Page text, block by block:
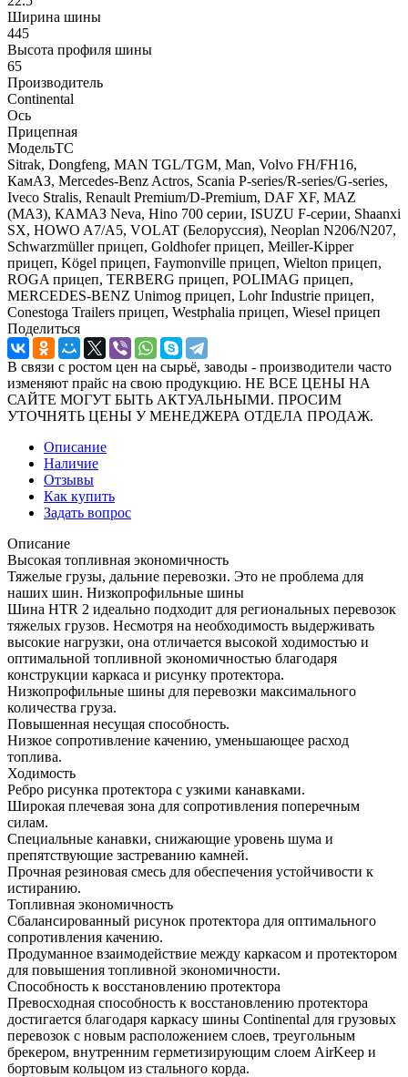
Ширина шины
445
Высота профиля шины
65
Производитель
Continental
Ось
Прицепная
МодельТС
Sitrak, Dongfeng, MAN TGL/TGM, Man, Volvo FH/FH16,
КамАЗ, Mercedes-Benz Actros, Scania P-series/R-series/G-series,
Iveco Stralis, Renault Premium/D-Premium, DAF XF, MAZ
(МАЗ), КАМАЗ Neva, Hino 700 серии, ISUZU F-серии, Shaanxi
SX, HOWO A7/A5, VOLAT (Белоруссия), Neoplan N206/N207,
Schwarzmüller прицеп, Goldhofer прицеп, Meiller-Kipper
прицеп, Kögel прицеп, Faymonville прицеп, Wielton прицеп,
ROGA прицеп, TERBERG прицеп, POLIMAG прицеп,
MERCEDES-BENZ Unimog прицеп, Lohr Industrie прицеп,
Conestoga Trailers прицеп, Westphalia прицеп, Wiesel прицеп
Поделиться
В связи с ростом цен на сырьё, заводы - производители часто
изменяют прайс на свою продукцию. НЕ ВСЕ ЦЕНЫ НА
САЙТЕ МОГУТ БЫТЬ АКТУАЛЬНЫМИ. ПРОСИМ
УТОЧНЯТЬ ЦЕНЫ У МЕНЕДЖЕРА ОТДЕЛА ПРОДАЖ.
Описание
Наличие
Отзывы
Как купить
Задать вопрос
Описание
Высокая топливная экономичность
Тяжелые грузы, дальние перевозки. Это не проблема для
наших шин. Низкопрофильные шины
Шина HTR 2 идеально подходит для региональных перевозок
тяжелых грузов. Несмотря на необходимость выдерживать
высокие нагрузки, она отличается высокой ходимостью и
оптимальной топливной экономичностью благодаря
конструкции каркаса и рисунку протектора.
Низкопрофильные шины для перевозки максимального
количества груза.
Повышенная несущая способность.
Низкое сопротивление качению, уменьшающее расход
топлива.
Ходимость
Ребро рисунка протектора с узкими канавками.
Широкая плечевая зона для сопротивления поперечным
силам.
Специальные канавки, снижающие уровень шума и
препятствующие застреванию камней.
Прочная резиновая смесь для обеспечения устойчивости к
истиранию.
Топливная экономичность
Сбалансированный рисунок протектора для оптимального
сопротивления качению.
Продуманное взаимодействие между каркасом и протектором
для повышения топливной экономичности.
Способность к восстановлению протектора
Превосходная способность к восстановлению протектора
достигается благодаря каркасу шины Continental для грузовых
перевозок с новым расположением слоев, треугольным
брекером, внутренним герметизирующим слоем AirKeep и
бортовым кольцом из стального корда.